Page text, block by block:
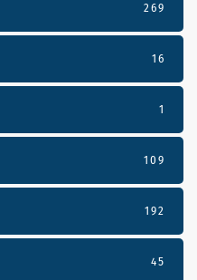
269
16
1
109
192
45